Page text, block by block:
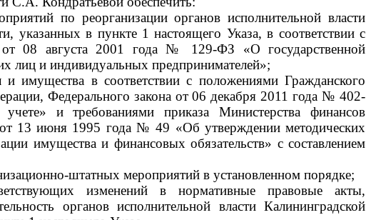
по реорганизации органов исполнительной власти
указанных в пункте 1 настоящего Указа, в соответствии с
08 августа 2001 года № 129-ФЗ «О государственной
лиц и индивидуальных предпринимателей»;
и имущества в соответствии с положениями Гражданского
Федерального закона от 06 декабря 2011 года № 402-
и требованиями приказа Министерства финансов
13 июня 1995 года № 49 «Об утверждении методических
имущества и финансовых обязательств» с составлением
штатных мероприятий в установленном порядке;
изменений в нормативные правовые акты,
органов исполнительной власти Калининградской